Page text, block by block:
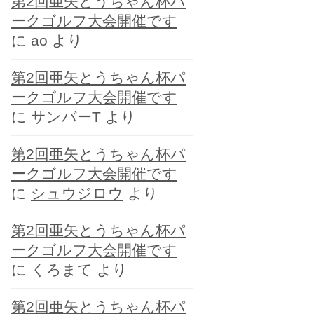
ー
ークゴルフ大会開催です
に ao より
第2回亜矢とうちゃん杯パ
ークゴルフ大会開催です
に サンバーT より
第2回亜矢とうちゃん杯パ
ークゴルフ大会開催です
に シュウジロウ より
第2回亜矢とうちゃん杯パ
ークゴルフ大会開催です
に
くろまて より
第2回亜矢とうちゃん杯パ